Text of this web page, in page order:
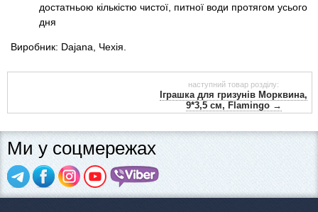
достатньою кількістю чистої, питної води протягом усього
дня
Виробник: Dajana, Чехія.
наступний товар розділу:
Іграшка для гризунів Морквина,
9*3,5 см, Flamingo →
Ми у соцмережах